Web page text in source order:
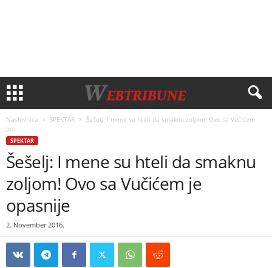
Naslovnica SPEKTAR
Šešelj: I mene su hteli da smaknu zoljom! Ovo sa Vučićem
je...
SPEKTAR
Šešelj: I mene su hteli da smaknu
zoljom! Ovo sa Vučićem je
opasnije
2. November 2016.